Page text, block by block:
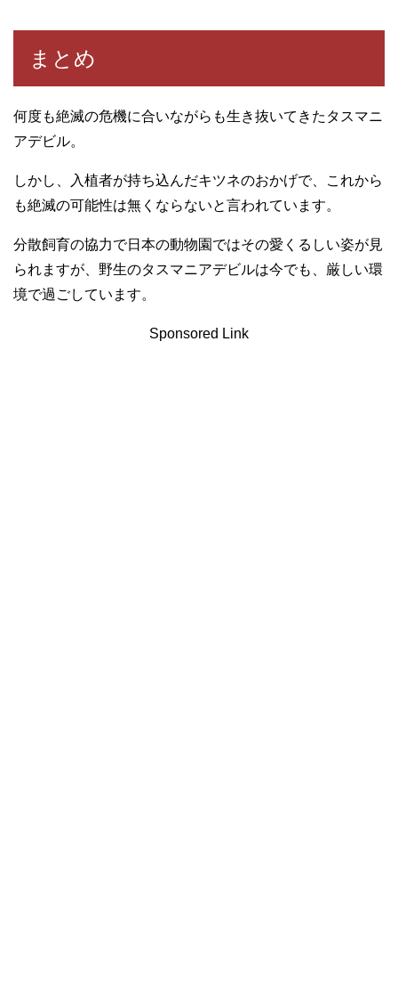
まとめ
何度も絶滅の危機に合いながらも生き抜いてきたタスマニ
アデビル。
しかし、入植者が持ち込んだキツネのおかげで、これから
も絶滅の可能性は無くならないと言われています。
分散飼育の協力で日本の動物園ではその愛くるしい姿が見
られますが、野生のタスマニアデビルは今でも、厳しい環
境で過ごしています。
Sponsored Link